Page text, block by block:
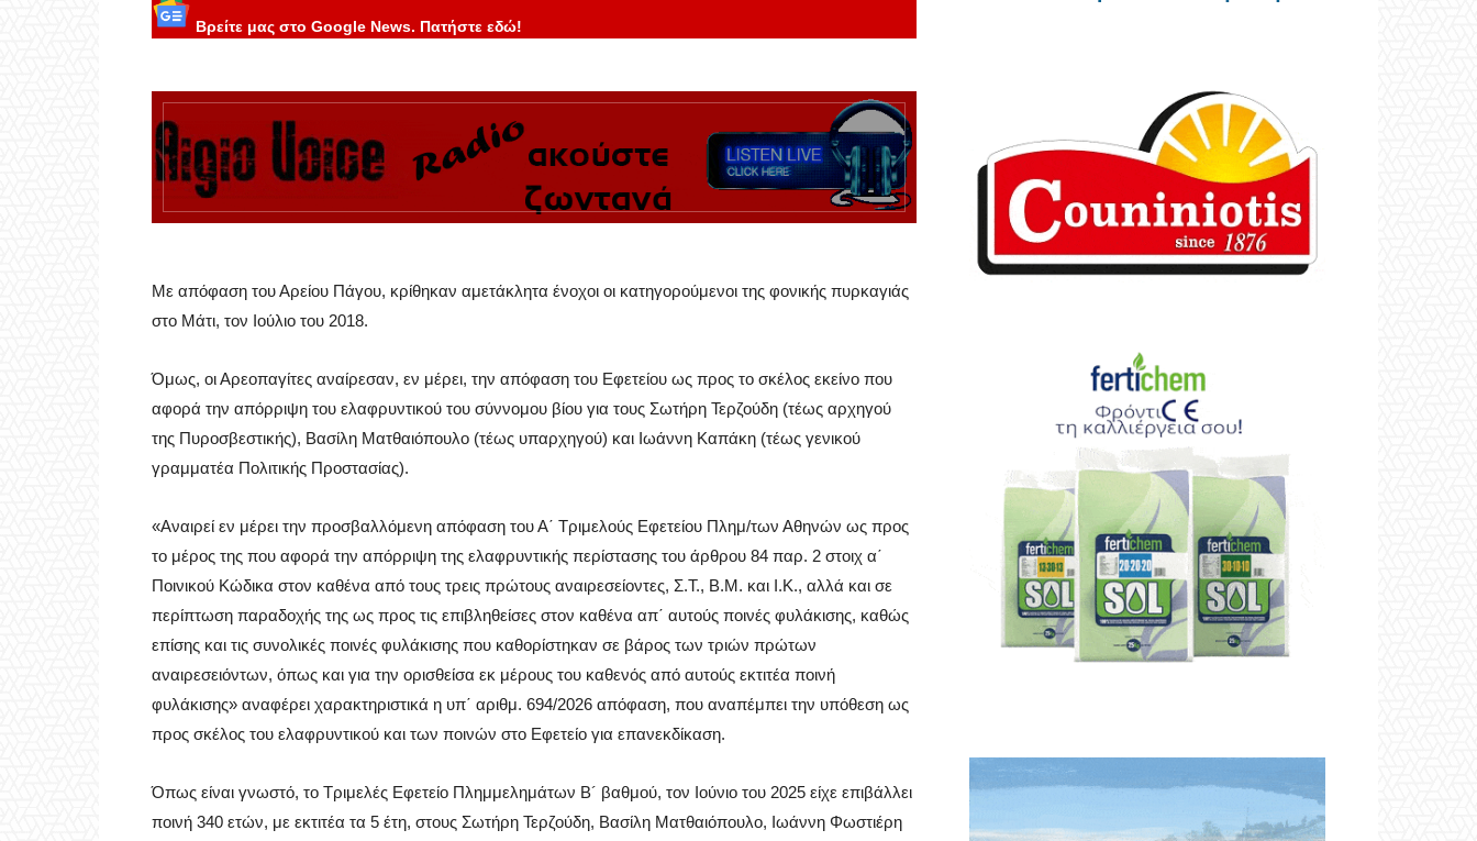
Βρείτε μας στο Google News. Πατήστε εδώ!
Με απόφαση του Αρείου Πάγου, κρίθηκαν αμετάκλητα ένοχοι οι κατηγορούμενοι της φονικής πυρκαγιάς
στο Μάτι, τον Ιούλιο του 2018.
Όμως, οι Αρεοπαγίτες αναίρεσαν, εν μέρει, την απόφαση του Εφετείου ως προς το σκέλος εκείνο που
αφορά την απόρριψη του ελαφρυντικού του σύννομου βίου για τους Σωτήρη Τερζούδη (τέως αρχηγού
της Πυροσβεστικής), Βασίλη Ματθαιόπουλο (τέως υπαρχηγού) και Ιωάννη Καπάκη (τέως γενικού
γραμματέα Πολιτικής Προστασίας).
«Αναιρεί εν μέρει την προσβαλλόμενη απόφαση του Α΄ Τριμελούς Εφετείου Πλημ/των Αθηνών ως προς
το μέρος της που αφορά την απόρριψη της ελαφρυντικής περίστασης του άρθρου 84 παρ. 2 στοιχ α΄
Ποινικού Κώδικα στον καθένα από τους τρεις πρώτους αναιρεσείοντες, Σ.Τ., Β.Μ. και Ι.Κ., αλλά και σε
περίπτωση παραδοχής της ως προς τις επιβληθείσες στον καθένα απ΄ αυτούς ποινές φυλάκισης, καθώς
επίσης και τις συνολικές ποινές φυλάκισης που καθορίστηκαν σε βάρος των τριών πρώτων
αναιρεσειόντων, όπως και για την ορισθείσα εκ μέρους του καθενός από αυτούς εκτιτέα ποινή
φυλάκισης» αναφέρει χαρακτηριστικά η υπ΄ αριθμ. 694/2026 απόφαση, που αναπέμπει την υπόθεση ως
προς σκέλος του ελαφρυντικού και των ποινών στο Εφετείο για επανεκδίκαση.
Όπως είναι γνωστό, το Τριμελές Εφετείο Πλημμελημάτων Β´ βαθμού, τον Ιούνιο του 2025 είχε επιβάλλει
ποινή 340 ετών, με εκτιτέα τα 5 έτη, στους Σωτήρη Τερζούδη, Βασίλη Ματθαιόπουλο, Ιωάννη Φωστιέρη